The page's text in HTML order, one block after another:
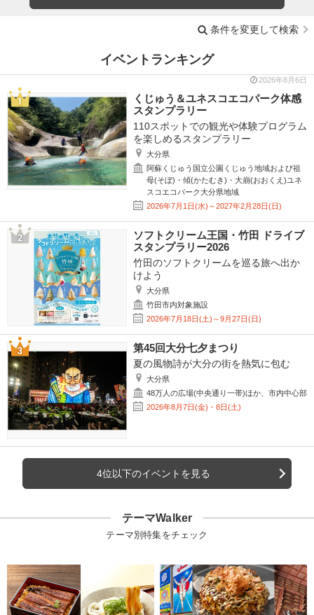
条件を変更して検索
イベントランキング
2026年8月6日
くじゅう＆ユネスコエコパーク体感
スタンプラリー
110スポットでの観光や体験プログラム
を楽しめるスタンプラリー
大分県
阿蘇くじゅう国立公園くじゅう地域および祖
母(そぼ)・傾(かたむき)・大崩(おおくえ)ユネ
スコエコパーク大分県地域
2026年7月1日(水)～2027年2月28日(日)
ソフトクリーム王国・竹田 ドライブ
スタンプラリー2026
竹田のソフトクリームを巡る旅へ出か
けよう
大分県
竹田市内対象施設
2026年7月18日(土)～9月27日(日)
第45回大分七夕まつり
夏の風物詩が大分の街を熱気に包む
大分県
48万人の広場(中央通り一帯)ほか、市内中心部
2026年8月7日(金)・8日(土)
4位以下のイベントを見る
テーマWalker
テーマ別特集をチェック